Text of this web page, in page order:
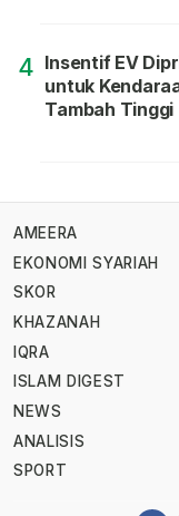
4 Insentif EV
untuk
Tambah Tinggi
AMEERA
EKONOMI SYARIAH
SKOR
KHAZANAH
IQRA
ISLAM DIGEST
NEWS
ANALISIS
SPORT